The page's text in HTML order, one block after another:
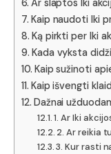
Ar slaptos Iki
Kaip naudoti Iki
Ką pirkti per Iki
Kada vyksta
Kaip sužinoti
Kaip išvengti
Dažnai
1. Ar Iki
2. Ar reikia
3. Kur rasti